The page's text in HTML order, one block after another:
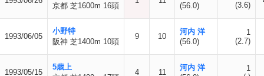
京都 芝1600m 16頭
(56.0)
(3.6)
1993/06/05
小野特
阪神 芝1400m 10頭
9 10
河内 洋
(56.0)
1
(2.7)
1993/05/15
5歳上
4 11
河内 洋
1